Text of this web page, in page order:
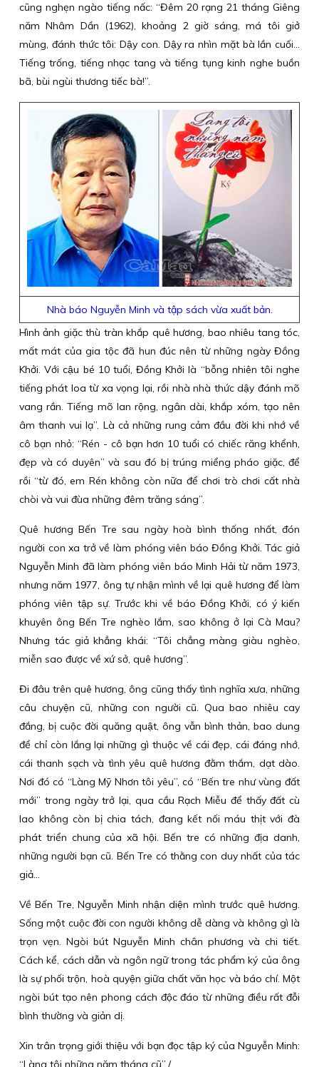
cũng nghẹn ngào tiếng nấc: “Đêm 20 rạng 21 tháng Giêng
năm Nhâm Dần (1962), khoảng 2 giờ sáng, má tôi giở
mùng, đánh thức tôi: Dậy con. Dậy ra nhìn mặt bà lần cuối…
Tiếng trống, tiếng nhạc tang và tiếng tụng kinh nghe buồn
bã, bùi ngùi thương tiếc bà!”.
Nhà báo Nguyễn Minh và tập sách vừa xuất bản.
Hình ảnh giặc thù tràn khắp quê hương, bao nhiêu tang tóc,
mất mát của gia tộc đã hun đúc nên từ những ngày Đồng
Khởi. Với cậu bé 10 tuổi, Đồng Khởi là “bỗng nhiên tôi nghe
tiếng phát loa từ xa vọng lại, rồi nhà nhà thức dậy đánh mõ
vang rần. Tiếng mõ lan rộng, ngân dài, khắp xóm, tạo nên
âm thanh vui lạ”. Là cả những rung cảm đầu đời khi nhớ về
cô bạn nhỏ: “Rén - cô bạn hơn 10 tuổi có chiếc răng khểnh,
đẹp và có duyên” và sau đó bị trúng miểng pháo giặc, để
rồi “từ đó, em Rén không còn nữa để chơi trò chơi cất nhà
chòi và vui đùa những đêm trăng sáng”.
Quê hương Bến Tre sau ngày hoà bình thống nhất, đón
người con xa trở về làm phóng viên báo Đồng Khởi. Tác giả
Nguyễn Minh đã làm phóng viên báo Minh Hải từ năm 1973,
nhưng năm 1977, ông tự nhận mình về lại quê hương để làm
phóng viên tập sự. Trước khi về báo Đồng Khởi, có ý kiến
khuyên ông Bến Tre nghèo lắm, sao không ở lại Cà Mau?
Nhưng tác giả khẳng khái: “Tôi chẳng màng giàu nghèo,
miễn sao được về xứ sở, quê hương”.
Đi đâu trên quê hương, ông cũng thấy tình nghĩa xưa, những
câu chuyện cũ, những con người cũ. Qua bao nhiêu cay
đắng, bị cuộc đời quăng quật, ông vẫn bình thản, bao dung
để chỉ còn lắng lại những gì thuộc về cái đẹp, cái đáng nhớ,
cái thanh sạch và tình yêu quê hương đằm thắm, dạt dào.
Nơi đó có “Làng Mỹ Nhơn tôi yêu”, có “Bến tre như vùng đất
mới” trong ngày trở lại, qua cầu Rạch Miễu để thấy đất cù
lao không còn bị chia tách, đang kết nối máu thịt với đà
phát triển chung của xã hội. Bến tre có những địa danh,
những người bạn cũ. Bến Tre có thằng con duy nhất của tác
giả…
Về Bến Tre, Nguyễn Minh nhận diện mình trước quê hương.
Sống một cuộc đời con người không dễ dàng và không gì là
trọn vẹn. Ngòi bút Nguyễn Minh chân phương và chi tiết.
Cách kể, cách dẫn và ngôn ngữ trong tác phẩm ký của ông
là sự phối trộn, hoà quyện giữa chất văn học và báo chí. Một
ngòi bút tạo nên phong cách độc đáo từ những điều rất đỗi
bình thường và giản dị.
Xin trân trọng giới thiệu với bạn đọc tập ký của Nguyễn Minh:
“Làng tôi những năm tháng cũ”./.